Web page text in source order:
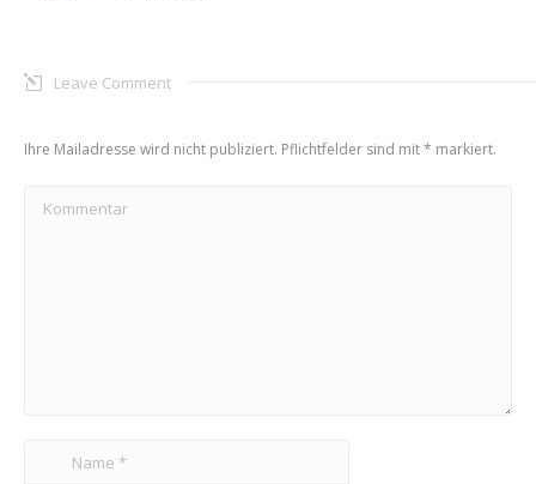
Leave Comment
Ihre Mailadresse wird nicht publiziert. Pflichtfelder sind mit* markiert.
Name *